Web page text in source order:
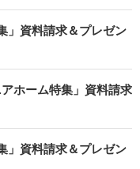
」資料請求＆プレゼン
ホーム特集」資料請求
」資料請求＆プレゼン